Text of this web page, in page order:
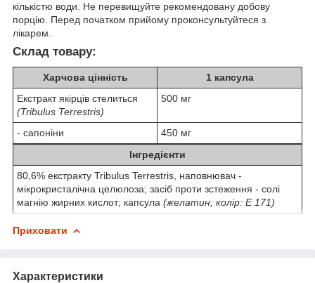
кількістю води. Не перевищуйте рекомендовану добову
порцію. Перед початком прийому проконсультуйтеся з
лікарем.
Склад товару:
Харчова цінність
1 капсула
Екстракт якірців стелиться
(Tribulus Terrestris)
500 мг
- сапоніни
450 мг
Інгредієнти
80,6% екстракту Tribulus Terrestris, наповнювач -
мікрокристалічна целюлоза; засіб проти зстеження - солі
магнію жирних кислот; капсула (желатин, колір: Е 171)
Приховати
Характеристики